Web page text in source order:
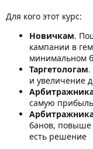
Для кого этот курс:
Новичкам.
кампании в
минимальном
Таргетологам
и увеличение
самую
банов, повыше
есть решение